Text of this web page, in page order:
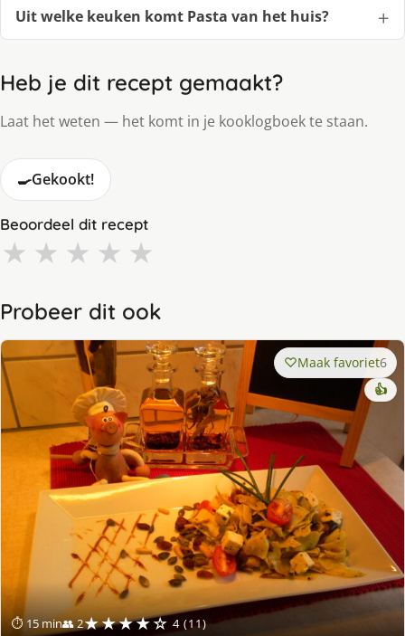
Uit welke keuken komt Pasta van het huis?
Heb je dit recept gemaakt?
Laat het weten — het komt in je kooklogboek te staan.
🍳Gekookt!
Beoordeel dit recept
★ ★ ★ ★ ★
Probeer dit ook
⏱ 15 min👥 2★★★★☆ 4 (11)
Maak favoriet6
👍